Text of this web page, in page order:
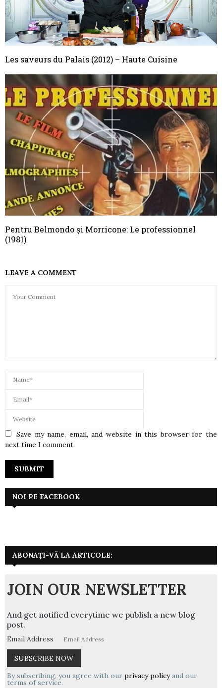
Les saveurs du Palais (2012) – Haute Cuisine
Pentru Belmondo și Morricone: Le professionnel
(1981)
LEAVE A COMMENT
Save my name, email, and website in this browser for the
next time I comment.
NOI PE FACEBOOK
ABONAȚI-VĂ LA ARTICOLE:
JOIN OUR NEWSLETTER
And get notified everytime we publish a new blog
post.
Email Address
By subscribing, you agree with our privacy policyand our
terms of service.